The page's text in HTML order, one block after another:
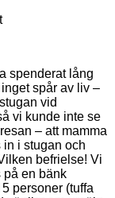
spenderat lång
spår av liv –
vid
vi kunde inte se
– att mamma
i stugan och
befrielse! Vi
på en bänk
personer (tuffa